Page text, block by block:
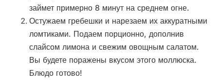
займет примерно 8 минут на среднем огне.
Остужаем гребешки и нарезаем их аккуратными
ломтиками. Подаем порционно, дополнив
слайсом лимона и свежим овощным салатом.
Вы будете поражены вкусом этого моллюска.
Блюдо готово!